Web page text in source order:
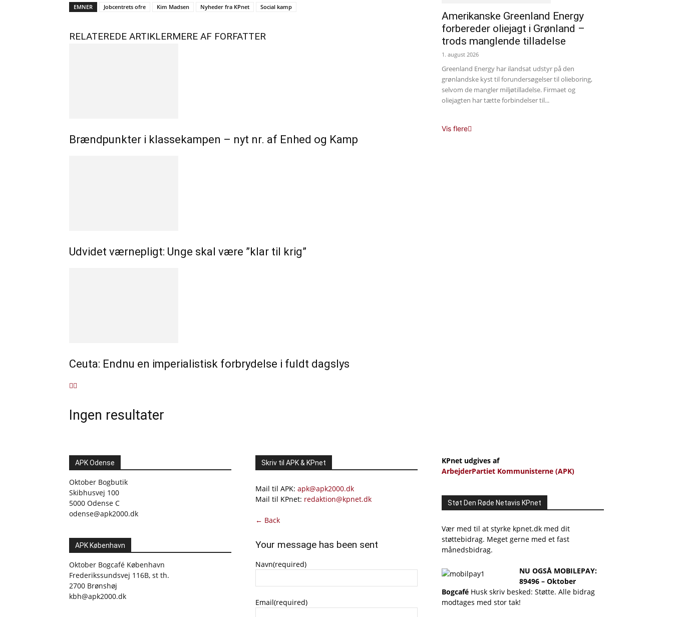
EMNER Jobcentrets ofre Kim Madsen Nyheder fra KPnet Social kamp
RELATEREDE ARTIKLERMERE AF FORFATTER
Brændpunkter i klassekampen – nyt nr. af Enhed og Kamp
Udvidet værnepligt: Unge skal være ”klar til krig”
Ceuta: Endnu en imperialistisk forbrydelse i fuldt dagslys
Ingen resultater
Amerikanske Greenland Energy
forbereder oliejagt i Grønland –
trods manglende tilladelse
1. august 2026
Greenland Energy har ilandsat udstyr på den
grønlandske kyst til forundersøgelser til olieboring,
selvom de mangler miljøtilladelse. Firmaet og
oliejagten har tætte forbindelser til...
Vis flere
APK Odense
Oktober Bogbutik
Skibhusvej 100
5000 Odense C
odense@apk2000.dk
APK København
Oktober Bogcafé København
Frederikssundsvej 116B, st th.
2700 Brønshøj
kbh@apk2000.dk
Skriv til APK & KPnet
Mail til APK: apk@apk2000.dk
Mail til KPnet: redaktion@kpnet.dk
← Back
Your message has been sent
Navn(required)
Email(required)
KPnet udgives af
ArbejderPartiet Kommunisterne (APK)
Støt Den Røde Netavis KPnet
Vær med til at styrke kpnet.dk med dit
støttebidrag. Meget gerne med et fast
månedsbidrag.
NU OGSÅ MOBILEPAY:
89496 – Oktober
Bogcafé Husk skriv besked: Støtte. Alle bidrag
modtages med stor tak!